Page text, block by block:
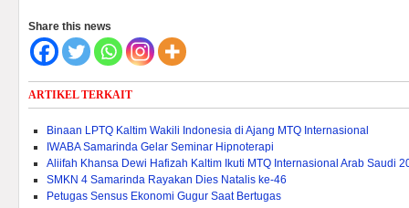
Share this news
ARTIKEL TERKAIT
Binaan LPTQ Kaltim Wakili Indonesia di Ajang MTQ Internasional
IWABA Samarinda Gelar Seminar Hipnoterapi
Aliifah Khansa Dewi Hafizah Kaltim Ikuti MTQ Internasional Arab Saudi
SMKN 4 Samarinda Rayakan Dies Natalis ke-46
Petugas Sensus Ekonomi Gugur Saat Bertugas